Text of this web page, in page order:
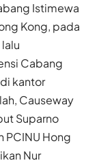
Istimewa
Kong, pada
Cabang
kantor
Causeway
Suparno
PCINU Hong
Nur